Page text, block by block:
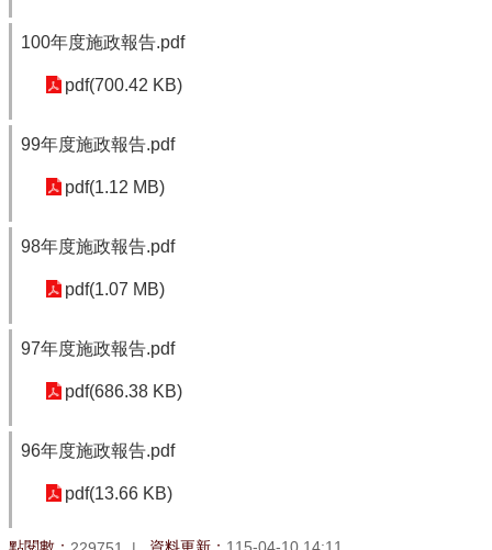
100年度施政報告.pdf
pdf(700.42 KB)
99年度施政報告.pdf
pdf(1.12 MB)
98年度施政報告.pdf
pdf(1.07 MB)
97年度施政報告.pdf
pdf(686.38 KB)
96年度施政報告.pdf
pdf(13.66 KB)